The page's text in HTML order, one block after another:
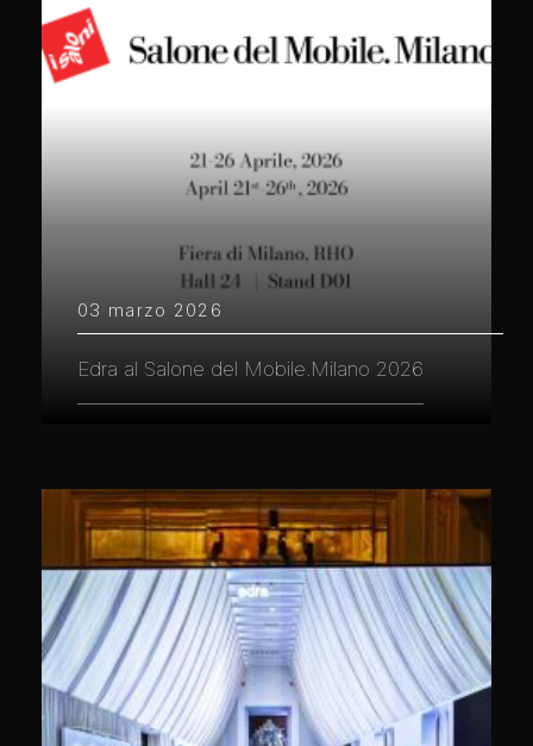
03 marzo 2026
Edra al Salone del Mobile.Milano 2026